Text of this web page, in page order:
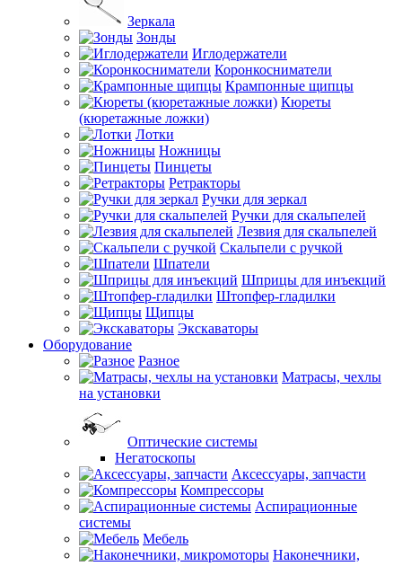
Зеркала
Зонды
Иглодержатели
Коронкосниматели
Крампонные щипцы
Кюреты
(кюретажные ложки)
Лотки
Ножницы
Пинцеты
Ретракторы
Ручки для зеркал
Ручки для скальпелей
Лезвия для скальпелей
Скальпели с ручкой
Шпатели
Шприцы для инъекций
Штопфер-гладилки
Щипцы
Экскаваторы
Оборудование
Разное
Матрасы, чехлы
на установки
Оптические системы
Негатоскопы
Аксессуары, запчасти
Компрессоры
Аспирационные
системы
Мебель
Наконечники,